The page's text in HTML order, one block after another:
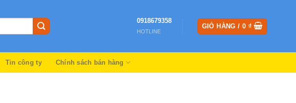
0918679358
HOTLINE
GIỎ HÀNG / 0 ₫
Tin công ty Chính sách bán hàng